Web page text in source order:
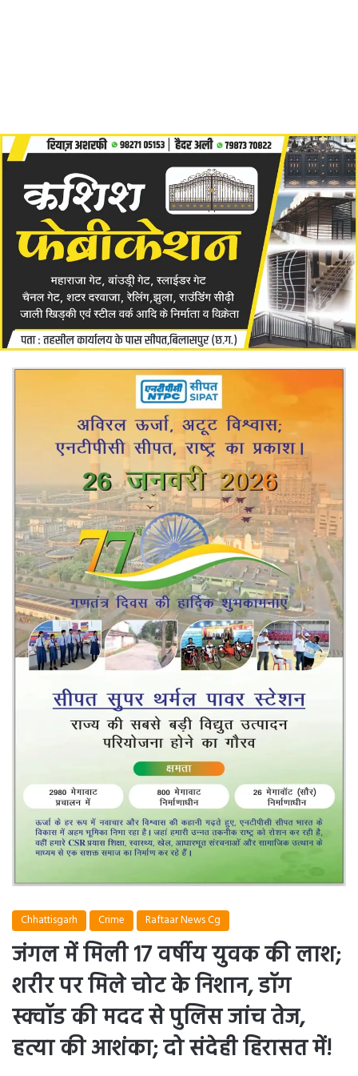
Chhattisgarh Crime Raftaar News Cg
जंगल में मिली 17 वर्षीय युवक की लाश;
शरीर पर मिले चोट के निशान, डॉग
स्क्वॉड की मदद से पुलिस जांच तेज,
हत्या की आशंका; दो संदेही हिरासत में!